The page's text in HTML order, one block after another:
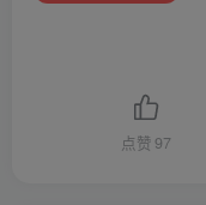
点赞 97